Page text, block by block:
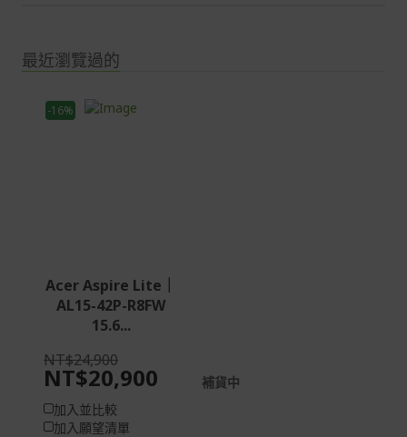
最近瀏覽過的
-16%
Acer Aspire Lite｜
AL15-42P-R8FW
15.6...
NT$20,900
NT$24,900
補貨中
加入並比較
加入願望清單